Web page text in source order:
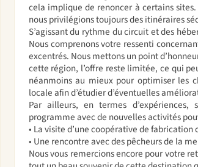
cela implique de renoncer à certains
nous privilégions toujours des itinéraires
S’agissant du rythme du circuit et des
Nous comprenons votre ressenti
excentrés. Nous mettons un point
cette région, l’offre reste limitée, ce qui
néanmoins au mieux pour optimiser les
locale afin d’étudier d’éventuelles
Par ailleurs, en termes
programme avec de nouvelles activités
• La visite d’une coopérative de
• Une rencontre avec des pêcheurs de la
Nous vous remercions encore pour votre